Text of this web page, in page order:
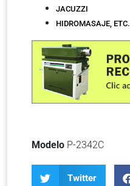
JACUZZI
HIDROMASAJE, ETC.
Modelo P-2342C
Twitter